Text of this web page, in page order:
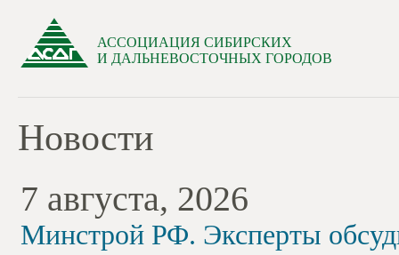
АССОЦИАЦИЯ СИБИРСКИХ
И ДАЛЬНЕВОСТОЧНЫХ ГОРОДОВ
Новости
7 августа, 2026
Минстрой РФ. Эксперты